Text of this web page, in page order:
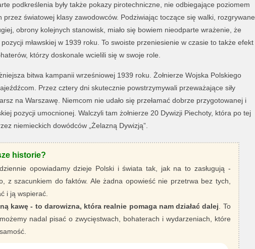
podkreślenia były także pokazy pirotechniczne, nie odbiegające poziomem
przez światowej klasy zawodowców. Podziwiając toczące się walki, rozgrywane
obrony kolejnych stanowisk, miało się bowiem nieodparte wrażenie, że
mławskiej w 1939 roku. To swoiste przeniesienie w czasie to także efekt
którzy doskonale wcielili się w swoje role.
bitwa kampanii wrześniowej 1939 roku. Żołnierze Wojska Polskiego
Przez cztery dni skutecznie powstrzymywali przeważające siły
na Warszawę. Niemcom nie udało się przełamać dobrze przygotowanej i
pozycji umocnionej. Walczyli tam żołnierze 20 Dywizji Piechoty, która po tej
niemieckich dowódców „Żelazną Dywizją”.
historie?
opowiadamy dzieje Polski i świata tak, jak na to zasługują -
z szacunkiem do faktów. Ale żadna opowieść nie przetrwa bez tych,
i ją wspierać.
kawę - to darowizna, która realnie pomaga nam działać dalej . To
nadal pisać o zwycięstwach, bohaterach i wydarzeniach, które